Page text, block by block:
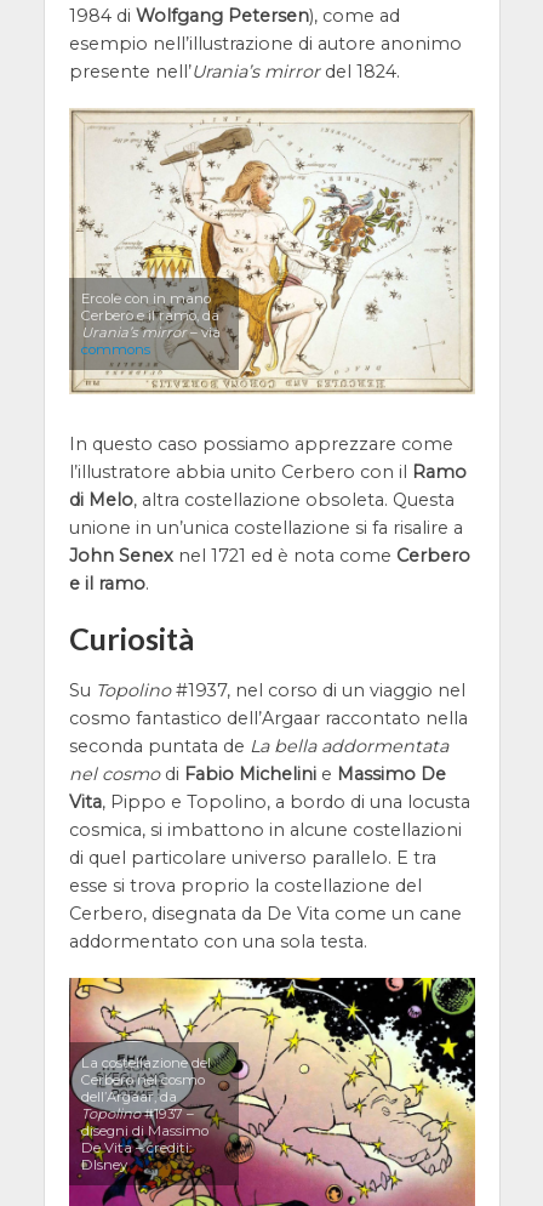
1984 di Wolfgang Petersen), come ad
esempio nell’illustrazione di autore anonimo
presente nell’Urania’s mirrordel 1824.
Ercole con in mano
Cerbero e il ramo, da
Urania’s mirror– via
commons
In questo caso possiamo apprezzare come
l’illustratore abbia unito Cerbero con il Ramo
di Melo, altra costellazione obsoleta. Questa
unione in un’unica costellazione si fa risalire a
John Senexnel 1721 ed è nota come Cerbero
e il ramo.
Curiosità
Su Topolino#1937, nel corso di un viaggio nel
cosmo fantastico dell’Argaar raccontato nella
seconda puntata de La bella addormentata
nel cosmodi Fabio Michelinie Massimo De
Vita, Pippo e Topolino, a bordo di una locusta
cosmica, si imbattono in alcune costellazioni
di quel particolare universo parallelo. E tra
esse si trova proprio la costellazione del
Cerbero, disegnata da De Vita come un cane
addormentato con una sola testa.
La costellazione del
Cerbero nel cosmo
dell’Argaar, da
Topolino#1937 –
disegni di Massimo
De Vita – crediti:
DIsney